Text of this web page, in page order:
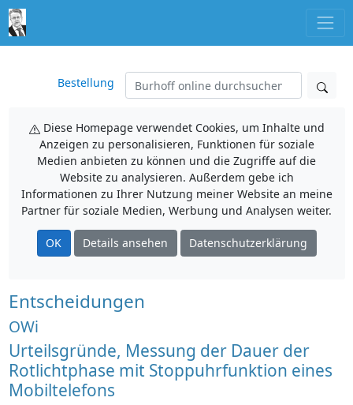
Bestellung
Diese Homepage verwendet Cookies, um Inhalte und
Anzeigen zu personalisieren, Funktionen für soziale
Medien anbieten zu können und die Zugriffe auf die
Website zu analysieren. Außerdem gebe ich
Informationen zu Ihrer Nutzung meiner Website an meine
Partner für soziale Medien, Werbung und Analysen weiter.
OK Details ansehen Datenschutzerklärung
Entscheidungen
OWi
Urteilsgründe, Messung der Dauer der
Rotlichtphase mit Stoppuhrfunktion eines
Mobiltelefons